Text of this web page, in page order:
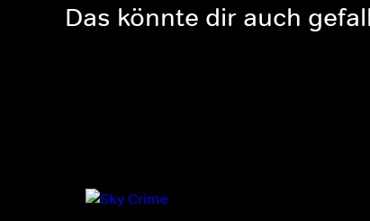
Das könnte dir auch